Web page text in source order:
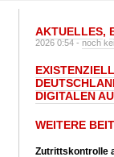
AKTUELLES,
2026 0:54 -noch
DIGITALEN
WEITERE
Zutrittskontrolle